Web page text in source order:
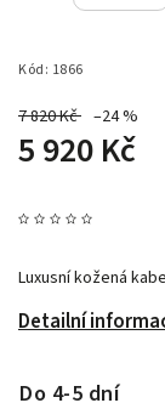
Kód: 1866
7 820 Kč –24 %
5 920 Kč
Luxusní kožená
Detailní
Do 4-5 dní